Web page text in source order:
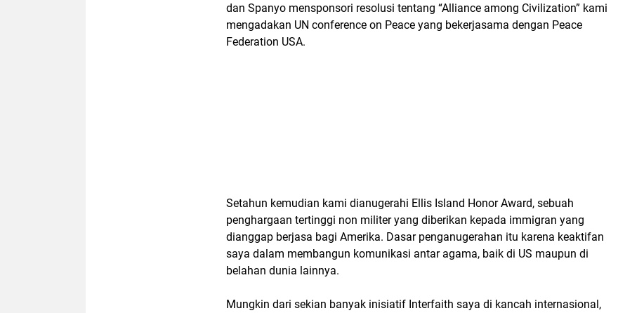
dan Spanyo mensponsori resolusi tentang “Alliance among Civilization” kami
mengadakan UN conference on Peace yang bekerjasama dengan Peace
Federation USA.
Setahun kemudian kami dianugerahi Ellis Island Honor Award, sebuah
penghargaan tertinggi non militer yang diberikan kepada immigran yang
dianggap berjasa bagi Amerika. Dasar penganugerahan itu karena keaktifan
saya dalam membangun komunikasi antar agama, baik di US maupun di
belahan dunia lainnya.
Mungkin dari sekian banyak inisiatif Interfaith saya di kancah internasional,